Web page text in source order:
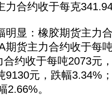
力合约收于每克
显：橡胶期货主力
期货主力合约收于每
约收于每吨2073元
9130元，跌幅3.34%
2.66%。